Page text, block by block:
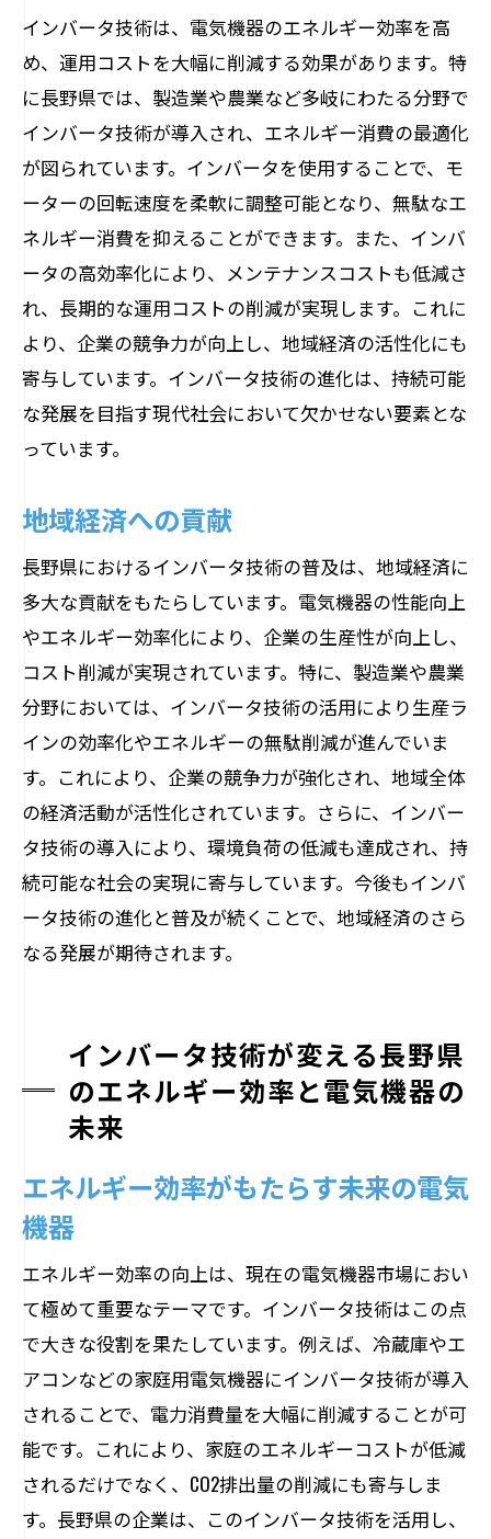
インバータ技術は、電気機器のエネルギー効率を高
め、運用コストを大幅に削減する効果があります。特
に長野県では、製造業や農業など多岐にわたる分野で
インバータ技術が導入され、エネルギー消費の最適化
が図られています。インバータを使用することで、モ
ーターの回転速度を柔軟に調整可能となり、無駄なエ
ネルギー消費を抑えることができます。また、インバ
ータの高効率化により、メンテナンスコストも低減さ
れ、長期的な運用コストの削減が実現します。これに
より、企業の競争力が向上し、地域経済の活性化にも
寄与しています。インバータ技術の進化は、持続可能
な発展を目指す現代社会において欠かせない要素とな
っています。
地域経済への貢献
長野県におけるインバータ技術の普及は、地域経済に
多大な貢献をもたらしています。電気機器の性能向上
やエネルギー効率化により、企業の生産性が向上し、
コスト削減が実現されています。特に、製造業や農業
分野においては、インバータ技術の活用により生産ラ
インの効率化やエネルギーの無駄削減が進んでいま
す。これにより、企業の競争力が強化され、地域全体
の経済活動が活性化されています。さらに、インバー
タ技術の導入により、環境負荷の低減も達成され、持
続可能な社会の実現に寄与しています。今後もインバ
ータ技術の進化と普及が続くことで、地域経済のさら
なる発展が期待されます。
インバータ技術が変える長野県
のエネルギー効率と電気機器の
未来
エネルギー効率がもたらす未来の電気
機器
エネルギー効率の向上は、現在の電気機器市場におい
て極めて重要なテーマです。インバータ技術はこの点
で大きな役割を果たしています。例えば、冷蔵庫やエ
アコンなどの家庭用電気機器にインバータ技術が導入
されることで、電力消費量を大幅に削減することが可
能です。これにより、家庭のエネルギーコストが低減
されるだけでなく、CO2排出量の削減にも寄与しま
す。長野県の企業は、このインバータ技術を活用し、